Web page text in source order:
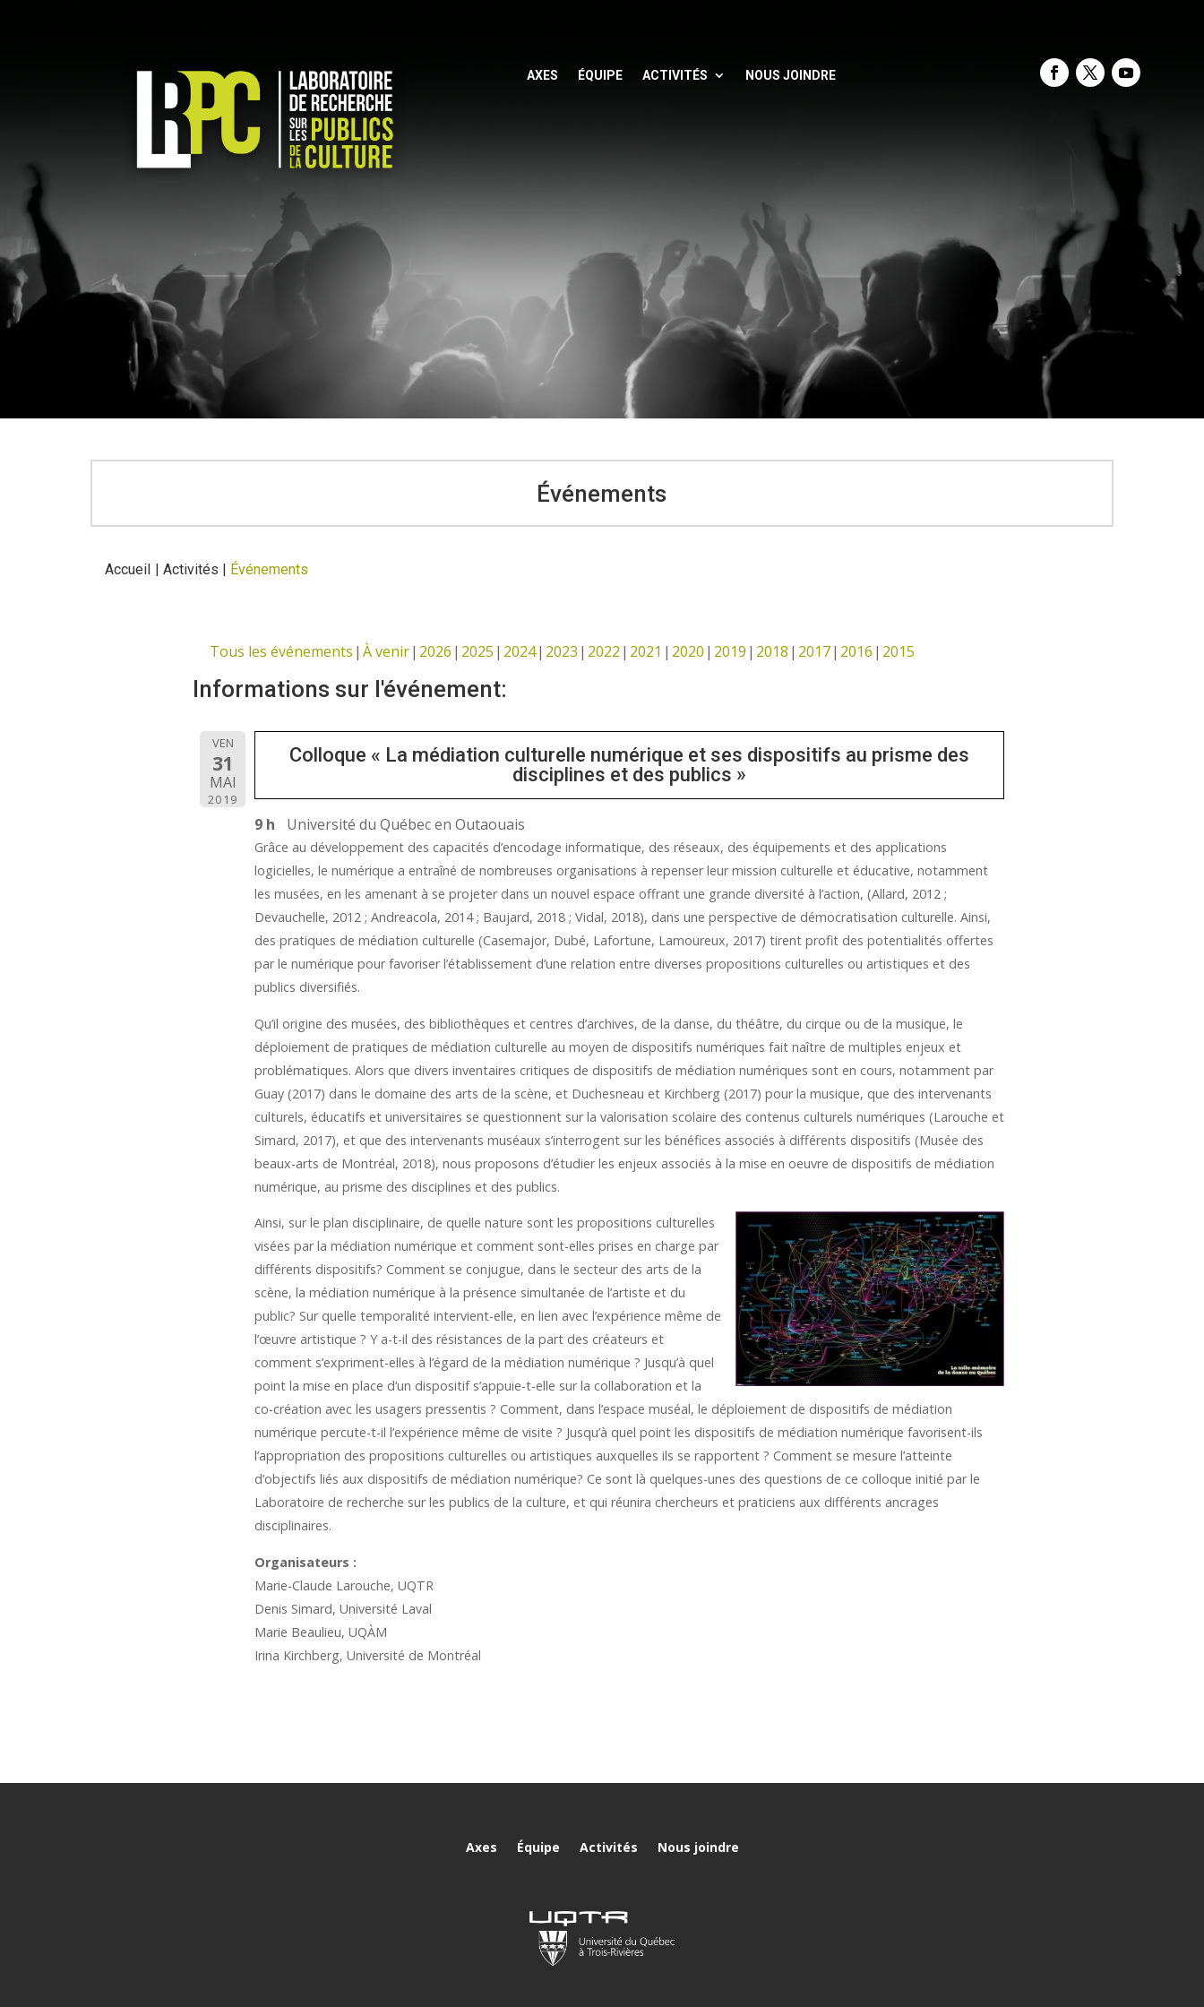
AXES ÉQUIPE ACTIVITÉS NOUS JOINDRE
Événements
Accueil | Activités | Événements
Tous les événements À venir 2026 2025 2024 2023 2022 2021 2020 2019 2018 2017 2016 2015
Informations sur l'événement:
VEN
31
MAI
2019
Colloque « La médiation culturelle numérique et ses dispositifs au prisme des
disciplines et des publics »
9 h Université du Québec en Outaouais
Grâce au développement des capacités d’encodage informatique, des réseaux, des équipements et des applications
logicielles, le numérique a entraîné de nombreuses organisations à repenser leur mission culturelle et éducative, notamment
les musées, en les amenant à se projeter dans un nouvel espace offrant une grande diversité à l’action, (Allard, 2012 ;
Devauchelle, 2012 ; Andreacola, 2014 ; Baujard, 2018 ; Vidal, 2018), dans une perspective de démocratisation culturelle. Ainsi,
des pratiques de médiation culturelle (Casemajor, Dubé, Lafortune, Lamoureux, 2017) tirent profit des potentialités offertes
par le numérique pour favoriser l’établissement d’une relation entre diverses propositions culturelles ou artistiques et des
publics diversifiés.
Qu’il origine des musées, des bibliothèques et centres d’archives, de la danse, du théâtre, du cirque ou de la musique, le
déploiement de pratiques de médiation culturelle au moyen de dispositifs numériques fait naître de multiples enjeux et
problématiques. Alors que divers inventaires critiques de dispositifs de médiation numériques sont en cours, notamment par
Guay (2017) dans le domaine des arts de la scène, et Duchesneau et Kirchberg (2017) pour la musique, que des intervenants
culturels, éducatifs et universitaires se questionnent sur la valorisation scolaire des contenus culturels numériques (Larouche et
Simard, 2017), et que des intervenants muséaux s’interrogent sur les bénéfices associés à différents dispositifs (Musée des
beaux-arts de Montréal, 2018), nous proposons d’étudier les enjeux associés à la mise en oeuvre de dispositifs de médiation
numérique, au prisme des disciplines et des publics.
Ainsi, sur le plan disciplinaire, de quelle nature sont les propositions culturelles
visées par la médiation numérique et comment sont-elles prises en charge par
différents dispositifs? Comment se conjugue, dans le secteur des arts de la
scène, la médiation numérique à la présence simultanée de l’artiste et du
public? Sur quelle temporalité intervient-elle, en lien avec l’expérience même de
l’œuvre artistique ? Y a-t-il des résistances de la part des créateurs et
comment s’expriment-elles à l’égard de la médiation numérique ? Jusqu’à quel
point la mise en place d’un dispositif s’appuie-t-elle sur la collaboration et la
co-création avec les usagers pressentis ? Comment, dans l’espace muséal, le déploiement de dispositifs de médiation
numérique percute-t-il l’expérience même de visite ? Jusqu’à quel point les dispositifs de médiation numérique favorisent-ils
l’appropriation des propositions culturelles ou artistiques auxquelles ils se rapportent ? Comment se mesure l’atteinte
d’objectifs liés aux dispositifs de médiation numérique? Ce sont là quelques-unes des questions de ce colloque initié par le
Laboratoire de recherche sur les publics de la culture, et qui réunira chercheurs et praticiens aux différents ancrages
disciplinaires.
Organisateurs :
Marie-Claude Larouche, UQTR
Denis Simard, Université Laval
Marie Beaulieu, UQÀM
Irina Kirchberg, Université de Montréal
Axes Équipe Activités Nous joindre